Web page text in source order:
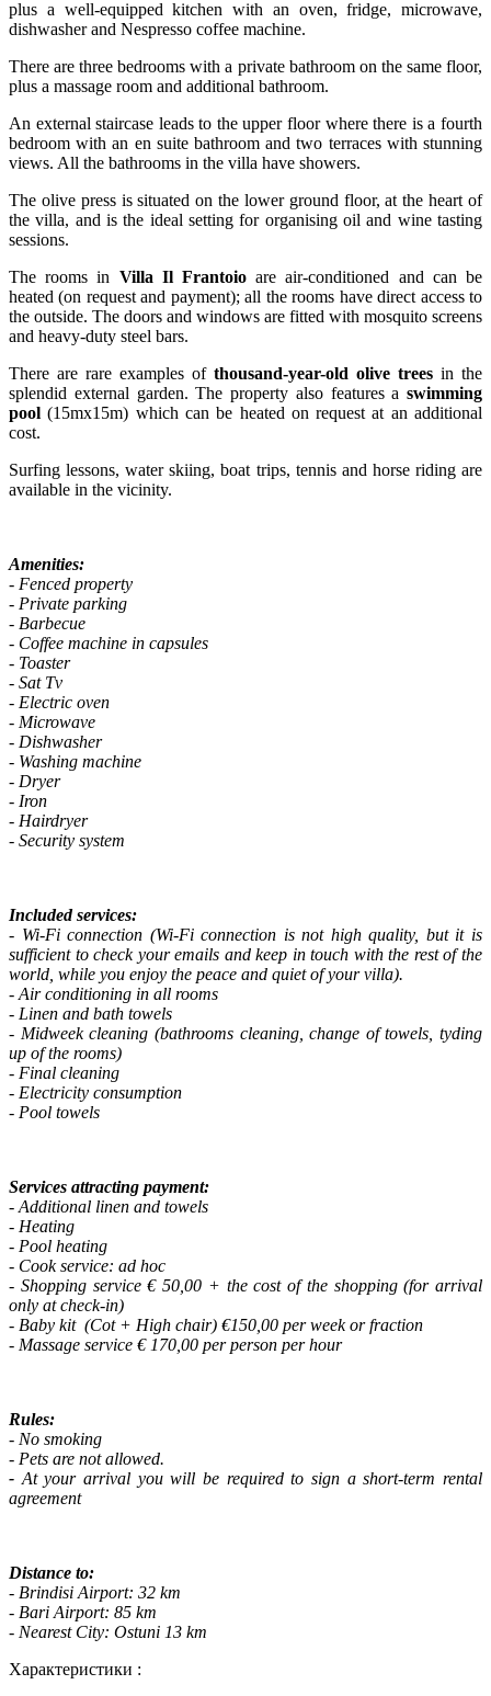
plus a well-equipped kitchen with an oven, fridge, microwave,
dishwasher and Nespresso coffee machine.
There are three bedrooms with a private bathroom on the same floor,
plus a massage room and additional bathroom.
An external staircase leads to the upper floor where there is a fourth
bedroom with an en suite bathroom and two terraces with stunning
views. All the bathrooms in the villa have showers.
The olive press is situated on the lower ground floor, at the heart of
the villa, and is the ideal setting for organising oil and wine tasting
sessions.
The rooms in Villa Il Frantoio are air-conditioned and can be
heated (on request and payment); all the rooms have direct access to
the outside. The doors and windows are fitted with mosquito screens
and heavy-duty steel bars.
There are rare examples of thousand-year-old olive trees in the
splendid external garden. The property also features a swimming
pool (15mx15m) which can be heated on request at an additional
cost.
Surfing lessons, water skiing, boat trips, tennis and horse riding are
available in the vicinity.
Amenities:
- Fenced property
- Private parking
- Barbecue
- Coffee machine in capsules
- Toaster
- Sat Tv
- Electric oven
- Microwave
- Dishwasher
- Washing machine
- Dryer
- Iron
- Hairdryer
- Security system
Included services:
- Wi-Fi connection (Wi-Fi connection is not high quality, but it is
sufficient to check your emails and keep in touch with the rest of the
world, while you enjoy the peace and quiet of your villa).
- Air conditioning in all rooms
- Linen and bath towels
- Midweek cleaning (bathrooms cleaning, change of towels, tyding
up of the rooms)
- Final cleaning
- Electricity consumption
- Pool towels
Services attracting payment:
- Additional linen and towels
- Heating
- Pool heating
- Cook service: ad hoc
- Shopping service € 50,00 + the cost of the shopping (for arrival
only at check-in)
- Baby kit (Cot + High chair) €150,00 per week or fraction
- Massage service € 170,00 per person per hour
Rules:
- No smoking
- Pets are not allowed.
- At your arrival you will be required to sign a short-term rental
agreement
Distance to:
- Brindisi Airport: 32 km
- Bari Airport: 85 km
- Nearest City: Ostuni 13 km
Характеристики :